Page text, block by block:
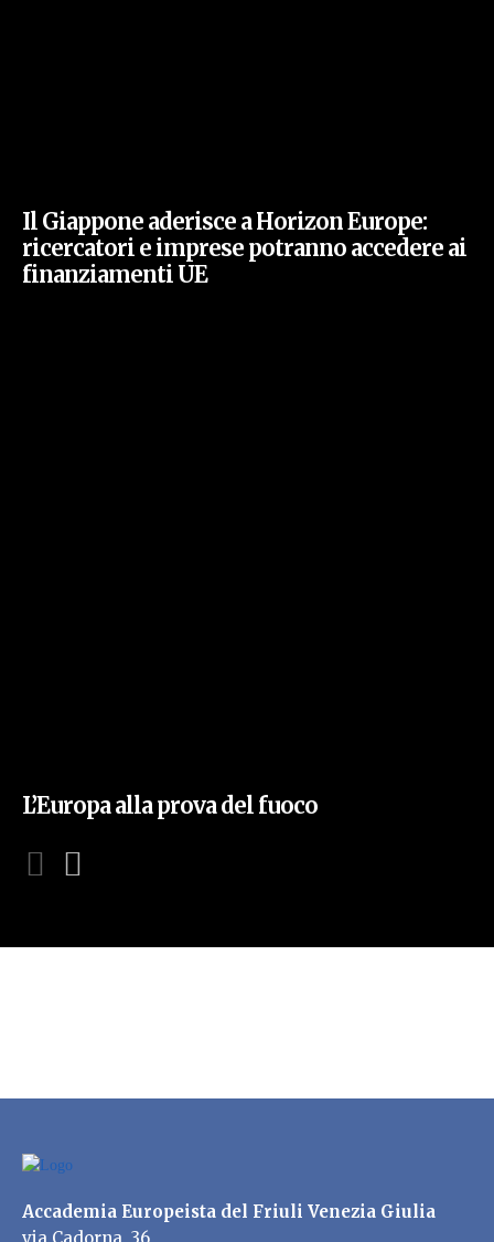
Il Giappone aderisce a Horizon Europe:
ricercatori e imprese potranno accedere ai
finanziamenti UE
L’Europa alla prova del fuoco
Accademia Europeista del Friuli Venezia Giulia